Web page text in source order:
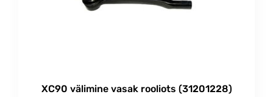
XC90 välimine vasak rooliots (31201228)